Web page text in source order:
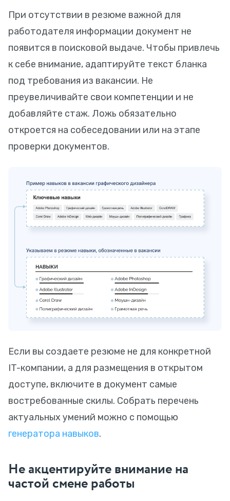
При отсутствии в резюме важной для
работодателя информации документ не
появится в поисковой выдаче. Чтобы привлечь
к себе внимание, адаптируйте текст бланка
под требования из вакансии. Не
преувеличивайте свои компетенции и не
добавляйте стаж. Ложь обязательно
откроется на собеседовании или на этапе
проверки документов.
Если вы создаете резюме не для конкретной
IT-компании, а для размещения в открытом
доступе, включите в документ самые
востребованные скилы. Собрать перечень
актуальных умений можно с помощью
генератора навыков.
Не акцентируйте внимание на
частой смене работы